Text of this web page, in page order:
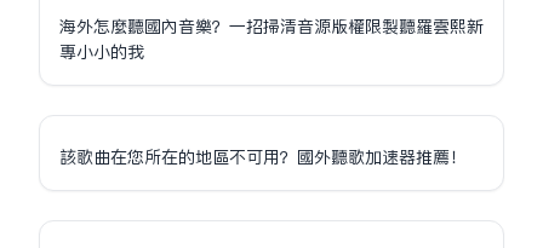
海外怎麼聽國內音樂？一招掃清音源版權限制聽羅雲熙新
專小小的我
該歌曲在您所在的地區不可用？國外聽歌加速器推薦！